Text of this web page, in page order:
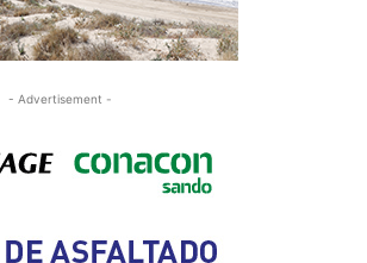
- Advertisement -